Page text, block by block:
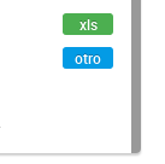
xls
otro